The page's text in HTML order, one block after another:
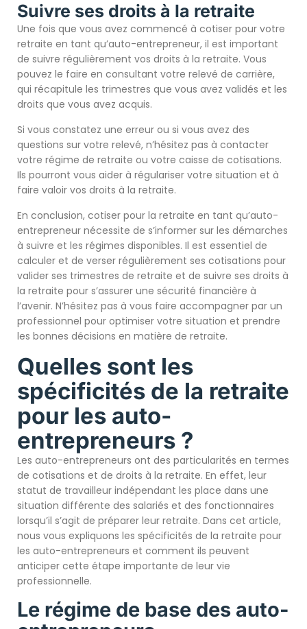
Suivre ses droits à la retraite
Une fois que vous avez commencé à cotiser pour votre
retraite en tant qu’auto-entrepreneur, il est important
de suivre régulièrement vos droits à la retraite. Vous
pouvez le faire en consultant votre relevé de carrière,
qui récapitule les trimestres que vous avez validés et les
droits que vous avez acquis.
Si vous constatez une erreur ou si vous avez des
questions sur votre relevé, n’hésitez pas à contacter
votre régime de retraite ou votre caisse de cotisations.
Ils pourront vous aider à régulariser votre situation et à
faire valoir vos droits à la retraite.
En conclusion, cotiser pour la retraite en tant qu’auto-
entrepreneur nécessite de s’informer sur les démarches
à suivre et les régimes disponibles. Il est essentiel de
calculer et de verser régulièrement ses cotisations pour
valider ses trimestres de retraite et de suivre ses droits à
la retraite pour s’assurer une sécurité financière à
l’avenir. N’hésitez pas à vous faire accompagner par un
professionnel pour optimiser votre situation et prendre
les bonnes décisions en matière de retraite.
Quelles sont les
spécificités de la retraite
pour les auto-
entrepreneurs ?
Les auto-entrepreneurs ont des particularités en termes
de cotisations et de droits à la retraite. En effet, leur
statut de travailleur indépendant les place dans une
situation différente des salariés et des fonctionnaires
lorsqu’il s’agit de préparer leur retraite. Dans cet article,
nous vous expliquons les spécificités de la retraite pour
les auto-entrepreneurs et comment ils peuvent
anticiper cette étape importante de leur vie
professionnelle.
Le régime de base des auto-